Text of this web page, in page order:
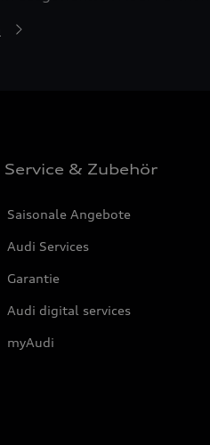
Service & Zubehör
Saisonale Angebote
Audi Services
Garantie
Audi digital services
myAudi